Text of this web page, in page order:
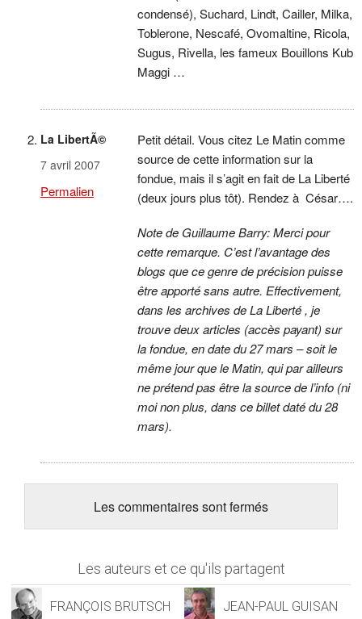
condensé), Suchard, Lindt, Cailler, Milka,
Toblerone, Nescafé, Ovomaltine, Ricola,
Sugus, Rivella, les fameux Bouillons Kub
Maggi …
La LibertÃ©
7 avril 2007
Permalien
Petit détail. Vous citez Le Matin comme
source de cette information sur la
fondue, mais il s’agit en fait de La Liberté
(deux jours plus tôt). Rendez à César….
Note de Guillaume Barry: Merci pour
cette remarque. C’est l’avantage des
blogs que ce genre de précision puisse
être apporté sans autre. Effectivement,
dans les archives de La Liberté , je
trouve deux articles (accès payant) sur
la fondue, en date du 27 mars – soit le
même jour que le Matin, qui par ailleurs
ne prétend pas être la source de l’info (ni
moi non plus, dans ce billet daté du 28
mars).
Les commentaires sont fermés
Les auteurs et ce qu'ils partagent
FRANÇOIS BRUTSCH JEAN-PAUL GUISAN